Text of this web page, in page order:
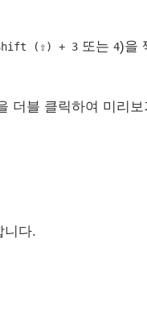
Shift (⇧) + 3 또는4)을
더블 클릭하여 미리
니다.